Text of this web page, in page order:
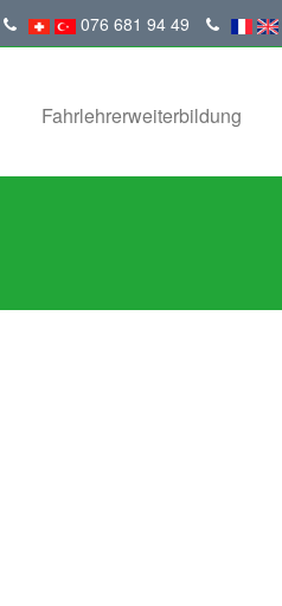
076 681 94 49
Fahrlehrerweiterbildung